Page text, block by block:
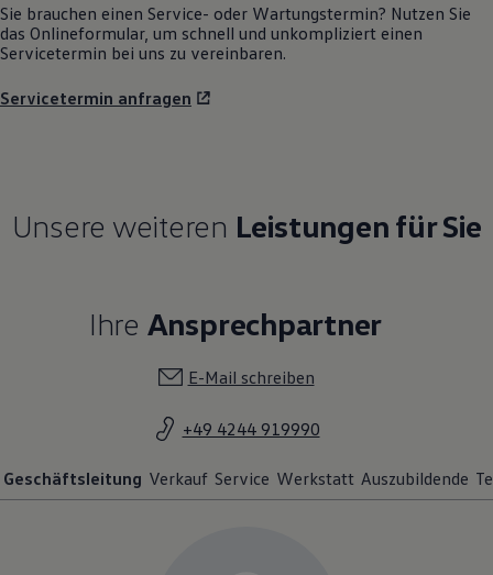
Sie brauchen einen Service- oder Wartungstermin? Nutzen Sie
das Onlineformular, um schnell und unkompliziert einen
Servicetermin bei uns zu vereinbaren.
Servicetermin anfragen
Unsere weiteren Leistungen für Sie
Ihre Ansprechpartner
E-Mail schreiben
+49 4244 919990
Geschäftsleitung Verkauf Service Werkstatt Auszubildende